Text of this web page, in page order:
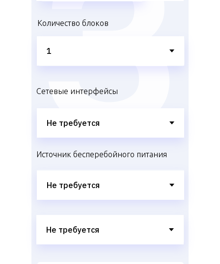
Количество блоков
Источник бесперебойного питания
Сетевые интерфейсы